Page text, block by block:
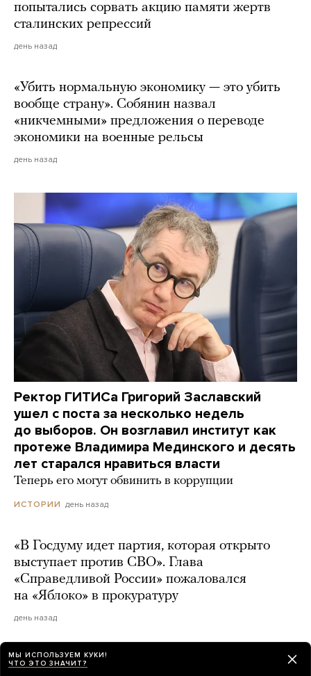
попытались сорвать акцию памяти жертв
сталинских репрессий
день назад
«Убить нормальную экономику — это убить
вообще страну». Собянин назвал
«никчемными» предложения о переводе
экономики на военные рельсы
день назад
Ректор ГИТИСа Григорий Заславский
ушел с поста за несколько недель
до выборов. Он возглавил институт как
протеже Владимира Мединского и десять
лет старался нравиться власти
Теперь его могут обвинить в коррупции
ИСТОРИИ день назад
«В Госдуму идет партия, которая открыто
выступает против СВО». Глава
«Справедливой России» пожаловался
на «Яблоко» в прокуратуру
день назад
МЫ ИСПОЛЬЗУЕМ КУКИ!
ЧТО ЭТО ЗНАЧИТ?